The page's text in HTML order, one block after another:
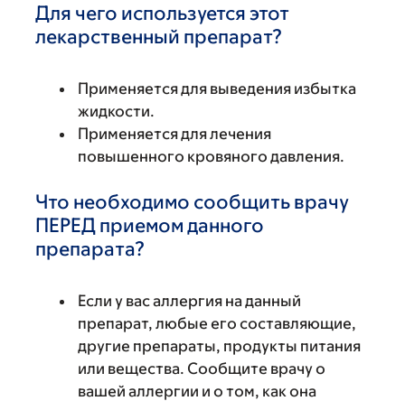
Для чего используется этот
лекарственный препарат?
Применяется для выведения избытка
жидкости.
Применяется для лечения
повышенного кровяного давления.
Что необходимо сообщить врачу
ПЕРЕД приемом данного
препарата?
Если у вас аллергия на данный
препарат, любые его составляющие,
другие препараты, продукты питания
или вещества. Сообщите врачу о
вашей аллергии и о том, как она